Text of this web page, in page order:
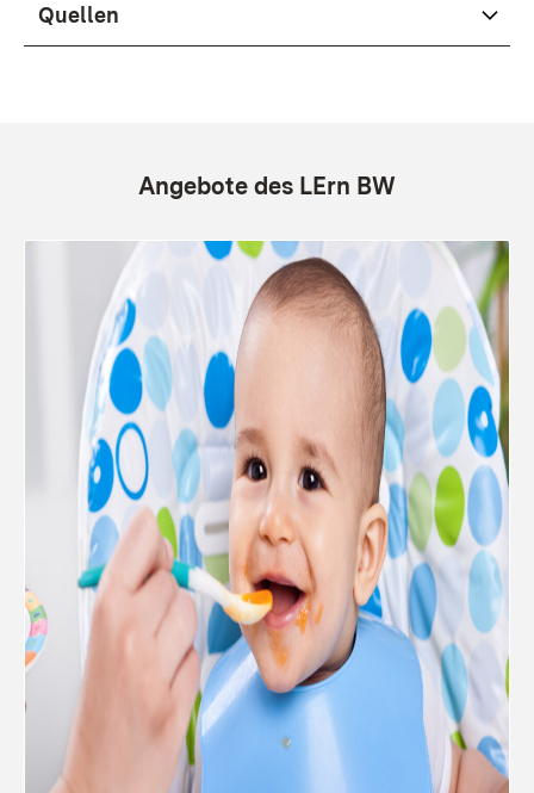
Quellen
Angebote des LErn BW